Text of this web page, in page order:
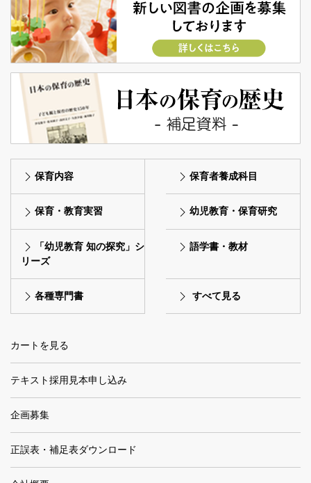
保育内容 保育者養成科目
保育・教育実習 幼児教育・保育研究
「幼児教育 知の探究」シ
リーズ
語学書・教材
各種専門書 すべて見る
カートを見る
テキスト採用見本申し込み
企画募集
正誤表・補足表ダウンロード